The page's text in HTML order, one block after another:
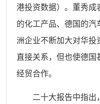
港投资数据）。董秀成
的化工产品、德国的汽
洲企业不断加大对华投
直接关系，但也使德国
经贸合作。
二十大报告中指出